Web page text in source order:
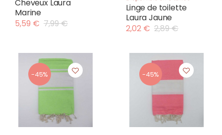
Cheveux Laura
Marine
5,59 € 7,99 €
Linge de toilette
Laura Jaune
2,02 € 2,89 €
-45% -45%